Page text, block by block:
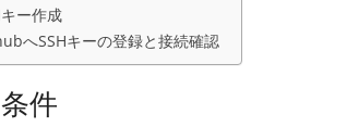
ー作成
へSSHキーの登録と接続確認
件